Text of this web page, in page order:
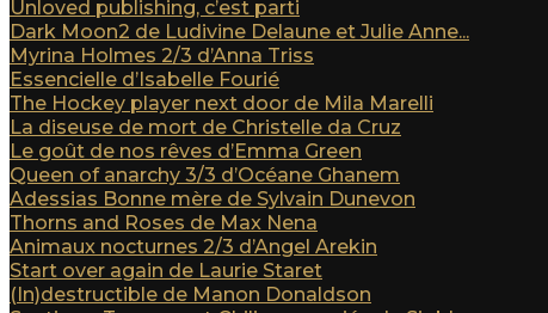
Unloved publishing, c’est parti
Dark Moon2 de Ludivine Delaune et Julie Anne...
Myrina Holmes 2/3 d’Anna Triss
Essencielle d’Isabelle Fourié
The Hockey player next door de Mila Marelli
La diseuse de mort de Christelle da Cruz
Le goût de nos rêves d’Emma Green
Queen of anarchy 3/3 d’Océane Ghanem
Adessias Bonne mère de Sylvain Dunevon
Thorns and Roses de Max Nena
Animaux nocturnes 2/3 d’Angel Arekin
Start over again de Laurie Staret
(In)destructible de Manon Donaldson